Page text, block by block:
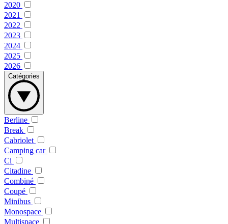
2020
2021
2022
2023
2024
2025
2026
Catégories
Berline
Break
Cabriolet
Camping car
Ci
Citadine
Combiné
Coupé
Minibus
Monospace
Multispace